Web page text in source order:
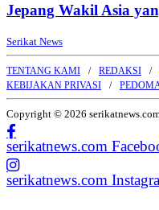
Jepang Wakil Asia
Serikat News
TENTANG KAMI REDAKSI
KEBIJAKAN PRIVASI
Copyright © 2026
serikatnews.com
serikatnews.com